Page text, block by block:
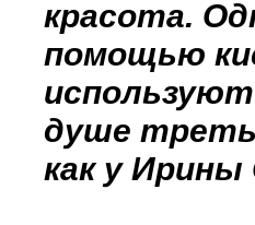
красота.
помощью
душе
как у Ирины